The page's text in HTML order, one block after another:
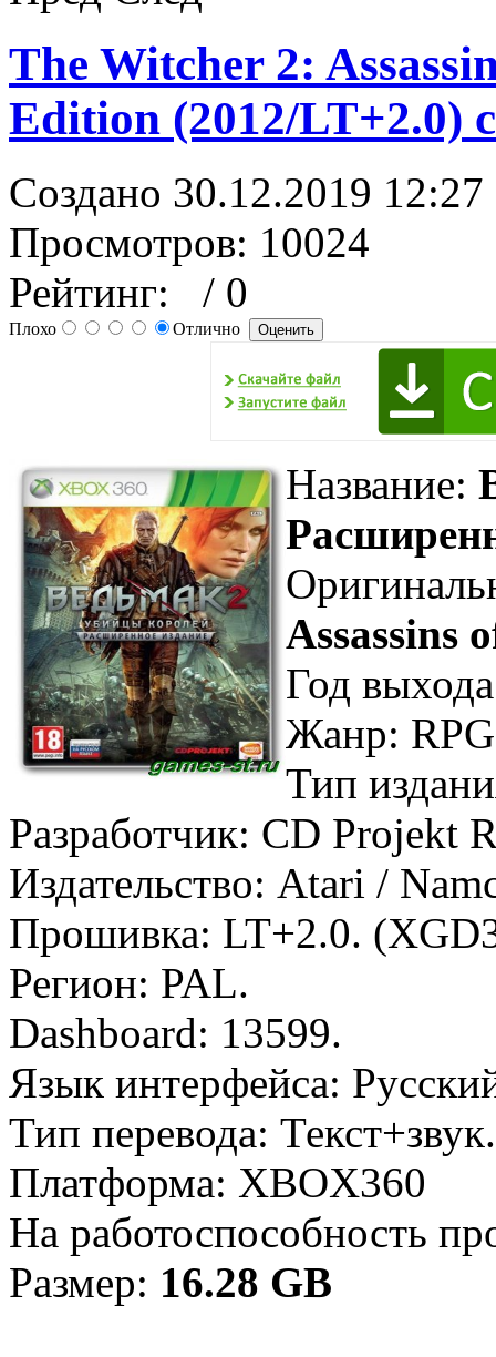
The Witcher 2:
Edition (2012/LT+2.0)
Создано 30.12.2019 12:27
Просмотров: 10024
Рейтинг:
/ 0
Плохо Отлично
Название:
Assassins
Год
Жанр:
Тип
Разработчик: CD Projekt
Издательство: Atari /
Прошивка: LT+2.0.
Регион: PAL.
Dashboard: 13599.
Язык интерфейса:
Тип перевода: Текст+звук.
Платформа: XBOX360
На работоспособность
Размер: 16.28 GB